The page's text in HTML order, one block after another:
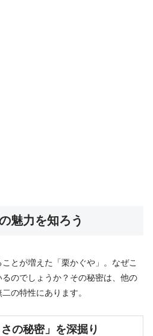
魅力を知ろう
とが増えた「栗かぐや」。なぜこ
のでしょうか？その秘密は、他の
の特性にあります。
の秘密」を深掘り